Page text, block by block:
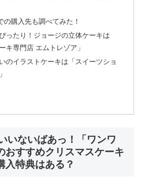
の購入先も調べてみた！
ったり！ジョージの立体ケーキは
キ専門店 エムトレゾア」
のイラストケーキは「スイーツショ
いないばあっ！「ワンワ
おすすめクリスマスケーキ
入特典はある？